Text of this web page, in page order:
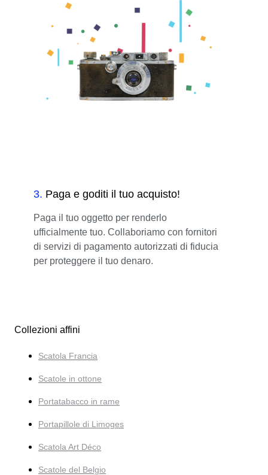
3. Paga e goditi il tuo acquisto!
Paga il tuo oggetto per renderlo
ufficialmente tuo. Collaboriamo con fornitori
di servizi di pagamento autorizzati di fiducia
per proteggere il tuo denaro.
Collezioni affini
Scatola Francia
Scatole in ottone
Portatabacco in rame
Portapillole di Limoges
Scatola Art Déco
Scatole del Belgio